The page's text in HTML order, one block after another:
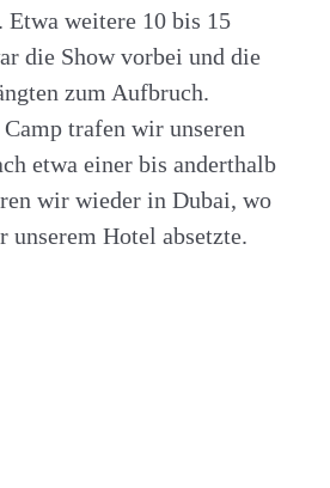
weitere 10 bis 15
die Show vorbei und die
zum Aufbruch.
trafen wir unseren
etwa einer bis anderthalb
wir wieder in Dubai, wo
unserem Hotel absetzte.